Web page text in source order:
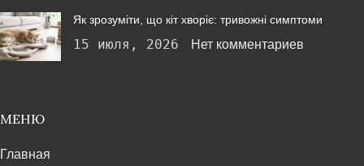
Як зрозуміти, що кіт хворіє: тривожні симптоми
15 июля, 2026 Нет комментариев
МЕНЮ
Главная